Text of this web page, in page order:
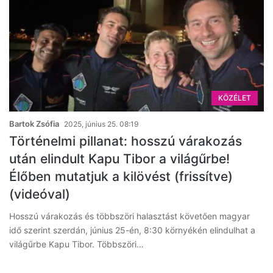
KÖZÉLET
Bartok Zsófia 2025, június 25. 08:19
Történelmi pillanat: hosszú várakozás
után elindult Kapu Tibor a világűrbe!
Élőben mutatjuk a kilövést (frissítve)
(videóval)
Hosszú várakozás és többszöri halasztást követően magyar
idő szerint szerdán, június 25-én, 8:30 környékén elindulhat a
világűrbe Kapu Tibor. Többszöri…